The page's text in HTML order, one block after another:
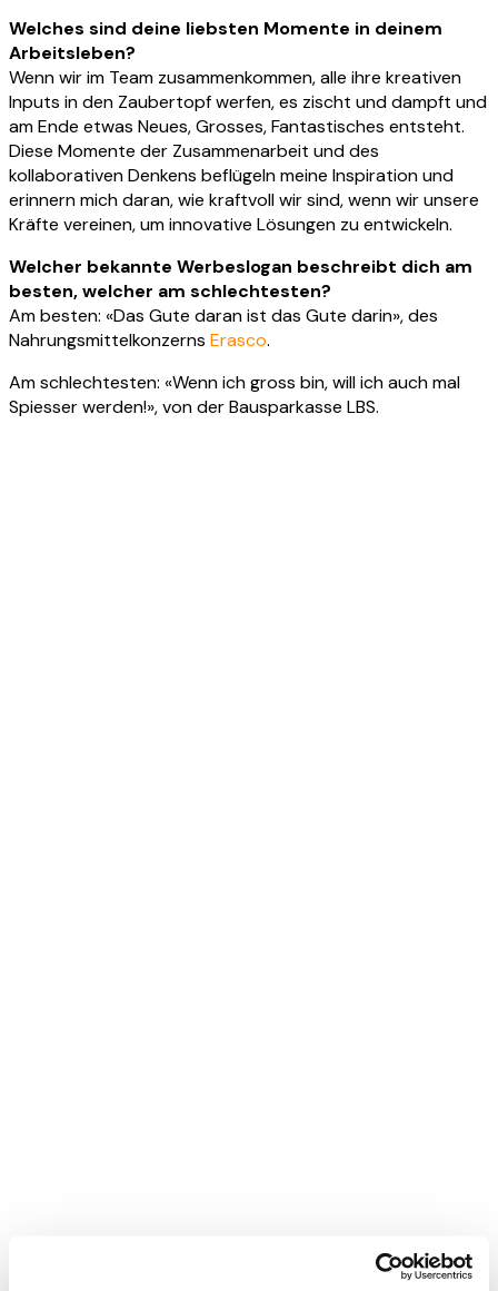
Welches sind deine liebsten Momente in deinem
Arbeitsleben?
Wenn wir im Team zusammenkommen, alle ihre kreativen
Inputs in den Zaubertopf werfen, es zischt und dampft und
am Ende etwas Neues, Grosses, Fantastisches entsteht.
Diese Momente der Zusammenarbeit und des
kollaborativen Denkens beflügeln meine Inspiration und
erinnern mich daran, wie kraftvoll wir sind, wenn wir unsere
Kräfte vereinen, um innovative Lösungen zu entwickeln.
Welcher bekannte Werbeslogan beschreibt dich am
besten, welcher am schlechtesten?
Am besten: «Das Gute daran ist das Gute darin», des
Nahrungsmittelkonzerns Erasco.
Am schlechtesten: «Wenn ich gross bin, will ich auch mal
Spiesser werden!», von der Bausparkasse LBS.